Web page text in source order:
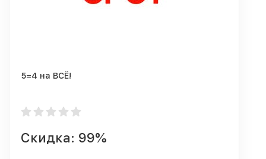
5=4 на ВСЁ!
Скидка: 99%